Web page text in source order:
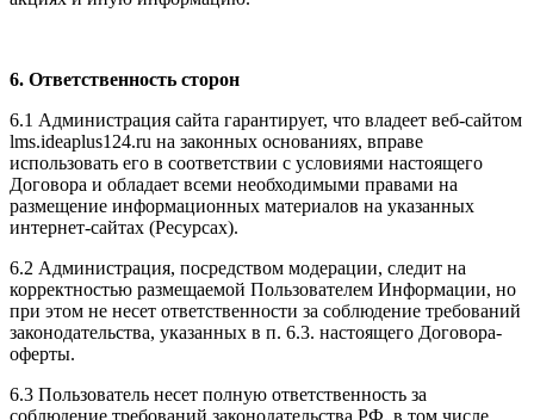
6. Ответственность сторон
6.1 Администрация сайта гарантирует, что владеет веб-сайтом
lms.ideaplus124.ru на законных основаниях, вправе
использовать его в соответствии с условиями настоящего
Договора и обладает всеми необходимыми правами на
размещение информационных материалов на указанных
интернет-сайтах (Ресурсах).
6.2 Администрация, посредством модерации, следит на
корректностью размещаемой Пользователем Информации, но
при этом не несет ответственности за соблюдение требований
законодательства, указанных в п. 6.3. настоящего Договора-
оферты.
6.3 Пользователь несет полную ответственность за